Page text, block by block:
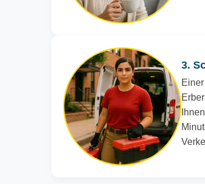
3.